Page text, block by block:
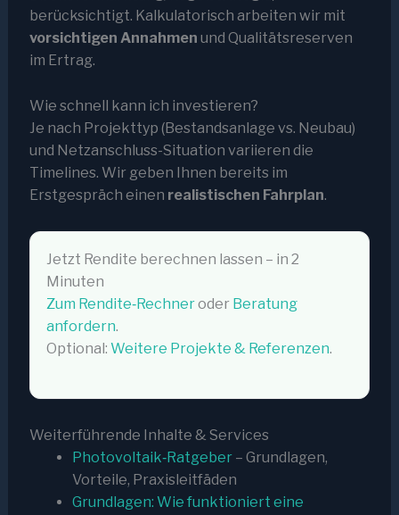
berücksichtigt. Kalkulatorisch arbeiten wir mit
vorsichtigen Annahmen und Qualitätsreserven
im Ertrag.
Wie schnell kann ich investieren?
Je nach Projekttyp (Bestandsanlage vs. Neubau)
und Netzanschluss-Situation variieren die
Timelines. Wir geben Ihnen bereits im
Erstgespräch einen realistischen Fahrplan.
Jetzt Rendite berechnen lassen – in 2
Minuten
Zum Rendite‑Rechneroder Beratung
anfordern.
Optional: Weitere Projekte & Referenzen.
Weiterführende Inhalte & Services
Photovoltaik‑Ratgeber– Grundlagen,
Vorteile, Praxisleitfäden
Grundlagen: Wie funktioniert eine